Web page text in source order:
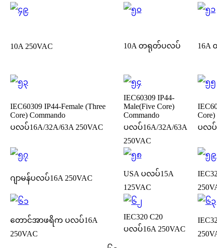
10A 250VAC 10A တရုတ်ပလပ်
IEC60309 IP44-Female (Three
Core) Commando
ပလပ်16A/32A/63A 250VAC
IEC60309 IP44-
Male(Five Core)
Commando
ပလပ်16A/32A/63A
250VAC
Core)
ပလပ်
ဂျာမန်ပလပ်16A 250VAC
USA ပလပ်15A
125VAC
တောင်အာဖရိက ပလပ်16A
250VAC
IEC320 C20
ပလပ်16A 250VAC